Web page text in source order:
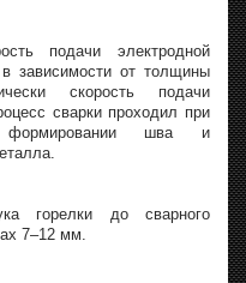
подачи электродной
зависимости от толщины
скорость подачи
сварки проходил при
формировании шва и
горелки до сварного
7–12 мм.